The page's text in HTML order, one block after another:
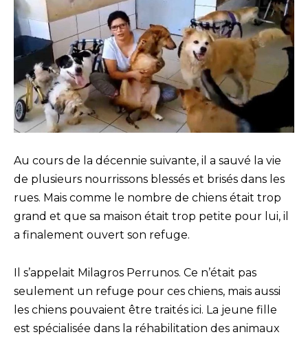
Au cours de la décennie suivante, il a sauvé la vie
de plusieurs nourrissons blessés et brisés dans les
rues. Mais comme le nombre de chiens était trop
grand et que sa maison était trop petite pour lui, il
a finalement ouvert son refuge.
Il s’appelait Milagros Perrunos. Ce n’était pas
seulement un refuge pour ces chiens, mais aussi
les chiens pouvaient être traités ici. La jeune fille
est spécialisée dans la réhabilitation des animaux